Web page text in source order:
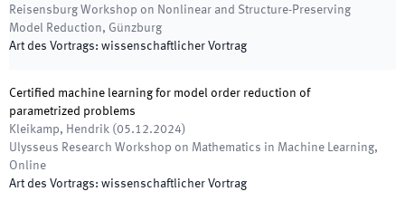
Reisensburg Workshop on Nonlinear and Structure-Preserving
Model Reduction, Günzburg
Art des Vortrags: wissenschaftlicher Vortrag
Certified machine learning for model order reduction of
parametrized problems
Kleikamp, Hendrik (05.12.2024)
Ulysseus Research Workshop on Mathematics in Machine Learning,
Online
Art des Vortrags: wissenschaftlicher Vortrag